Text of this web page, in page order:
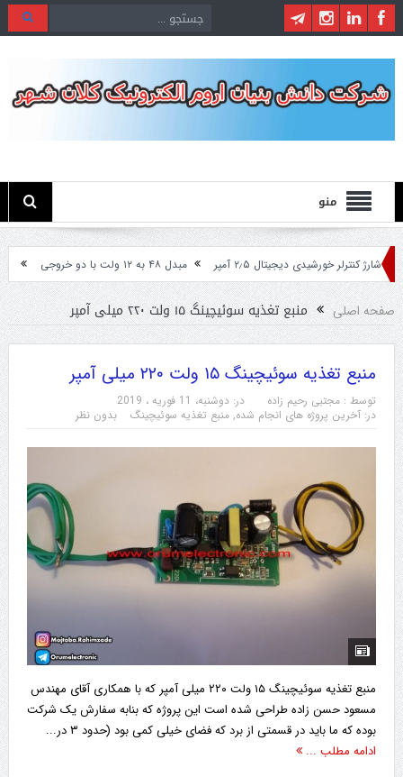
منو
شارژ کنترلر خورشیدی دیجیتال ۲٫۵ آمپر مبدل ۴۸ به ۱۲ ولت با دو خروجی مبدل ۲۴ ولت به ۱۲ ولت مخصوص ماشین های سنگین
صفحه اصلی منبع تغذیه سوئیچینگ ۱۵ ولت ۲۲۰ میلی آمپر
منبع تغذیه سوئیچینگ ۱۵ ولت ۲۲۰ میلی آمپر
توسط : مجتبی رحیم زاده در: دوشنبه، 11 فوریه ، 2019
در: آخرین پروژه های انجام شده, منبع تغذیه سوئیچینگ بدون نظر
منبع تغذیه سوئیچینگ ۱۵ ولت ۲۲۰ میلی آمپر که با همکاری آقای مهندس
مسعود حسن زاده طراحی شده است این پروژه که بنابه سفارش یک شرکت
بوده که ما باید در قسمتی از برد که فضای خیلی کمی بود (حدود ۳ در...
ادامه مطلب ...